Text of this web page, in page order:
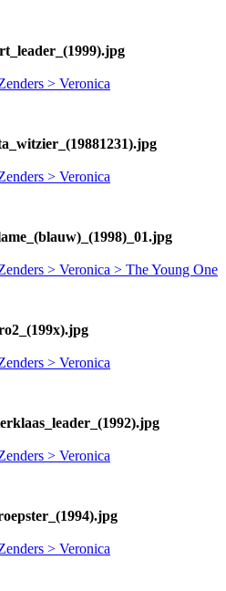
> Veronica
> Veronica
> Veronica > The Young One
> Veronica
> Veronica
> Veronica